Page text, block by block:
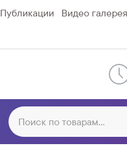
Публикации Видео галерея